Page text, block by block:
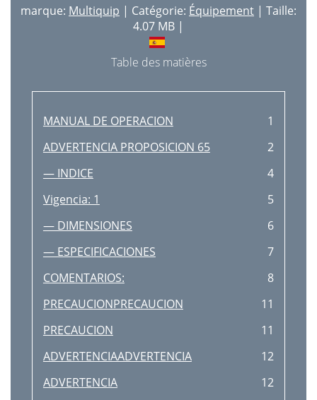
marque: Multiquip | Catégorie: Équipement | Taille:
4.07 MB |
Table des matières
MANUAL DE OPERACION
1
ADVERTENCIA PROPOSICION 65
2
— INDICE
4
Vigencia: 1
5
— DIMENSIONES
6
— ESPECIFICACIONES
7
COMENTARIOS:
8
PRECAUCIONPRECAUCION
11
PRECAUCION
11
ADVERTENCIAADVERTENCIA
12
ADVERTENCIA
12